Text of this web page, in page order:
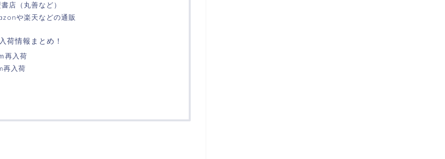
店（丸善など）
や楽天などの通販
荷情報まとめ！
再入荷
再入荷